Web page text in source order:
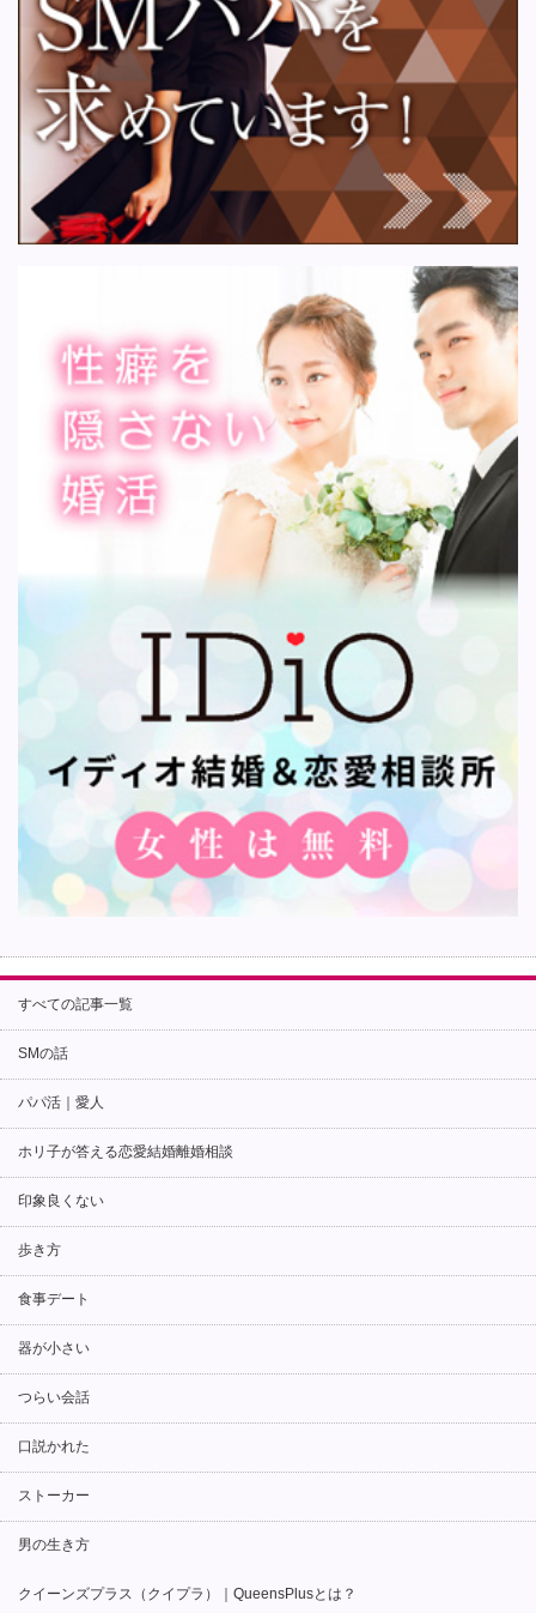
すべての記事一覧
SMの話
パパ活｜愛人
ホリ子が答える恋愛結婚離婚相談
印象良くない
歩き方
食事デート
器が小さい
つらい会話
口説かれた
ストーカー
男の生き方
クイーンズプラス（クイプラ）｜QueensPlusとは？